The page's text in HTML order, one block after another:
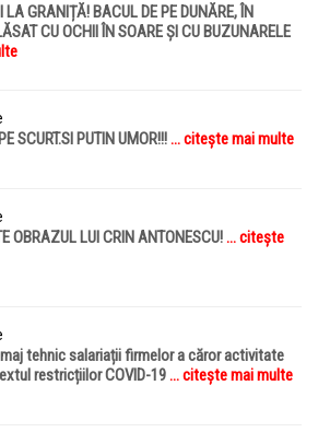
GRANIȚĂ! BACUL DE PE DUNĂRE, ÎN
CU OCHII ÎN SOARE ȘI CU BUZUNARELE
SCURT.SI PUTIN UMOR!!! ... citește mai multe
OBRAZUL LUI CRIN ANTONESCU! ... citește
tehnic salariații firmelor a căror activitate
restricțiilor COVID-19 ... citește mai multe